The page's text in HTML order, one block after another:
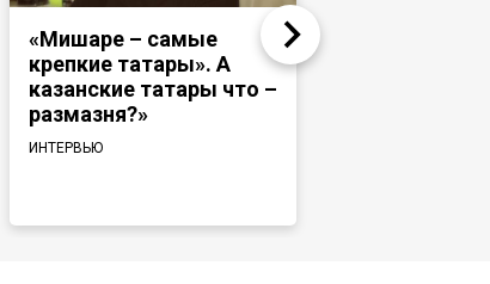
«Мишаре – самые
крепкие татары». А
казанские татары что –
размазня?»
ИНТЕРВЬЮ